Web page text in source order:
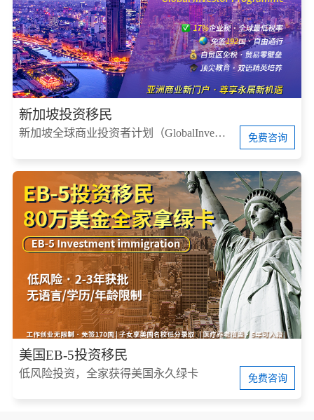
新加坡投资移民
新加坡全球商业投资者计划（GlobalInvestorProgram，简称GIP） 免费咨询
美国EB-5投资移民
低风险投资，全家获得美国永久绿卡 免费咨询